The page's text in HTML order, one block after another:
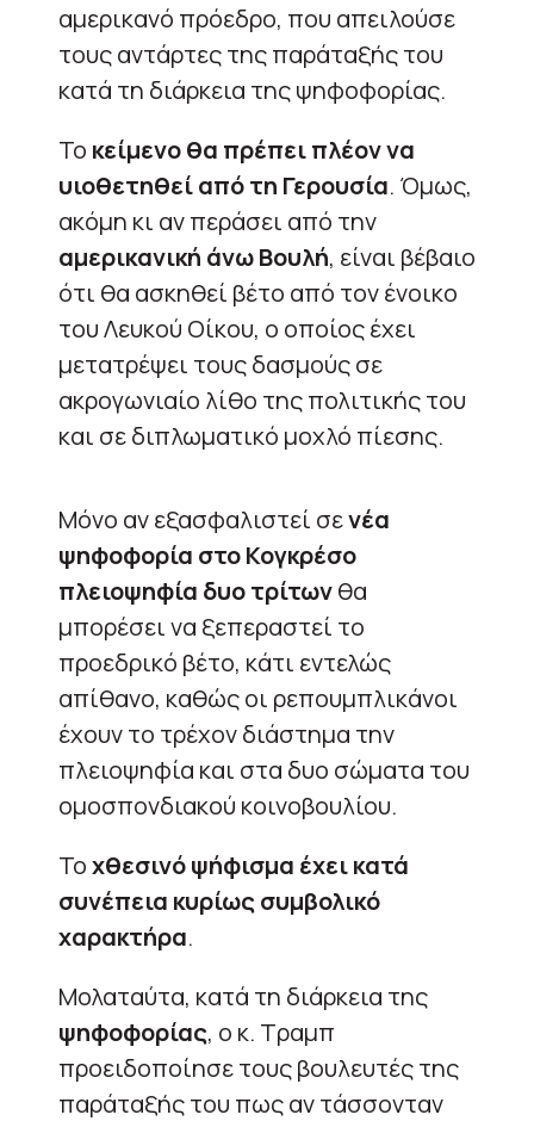
αμερικανό πρόεδρο, που απειλούσε
τους αντάρτες της παράταξής του
κατά τη διάρκεια της ψηφοφορίας.
Το κείμενο θα πρέπει πλέον να
υιοθετηθεί από τη Γερουσία. Όμως,
ακόμη κι αν περάσει από την
αμερικανική άνω Βουλή, είναι βέβαιο
ότι θα ασκηθεί βέτο από τον ένοικο
του Λευκού Οίκου, ο οποίος έχει
μετατρέψει τους δασμούς σε
ακρογωνιαίο λίθο της πολιτικής του
και σε διπλωματικό μοχλό πίεσης.
Μόνο αν εξασφαλιστεί σενέα
ψηφοφορία στο Κογκρέσο
πλειοψηφία δυο τρίτωνθα
μπορέσει να ξεπεραστεί το
προεδρικό βέτο, κάτι εντελώς
απίθανο, καθώς οι ρεπουμπλικάνοι
έχουν το τρέχον διάστημα την
πλειοψηφία και στα δυο σώματα του
ομοσπονδιακού κοινοβουλίου.
Τοχθεσινό ψήφισμα έχει κατά
συνέπεια κυρίως συμβολικό
χαρακτήρα.
Μολαταύτα, κατά τη διάρκεια της
ψηφοφορίας, ο κ. Τραμπ
προειδοποίησε τους βουλευτές της
παράταξής του πως αν τάσσονταν